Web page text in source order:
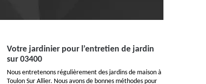
Votre jardinier pour l’entretien de jardin
sur 03400
Nous entretenons régulièrement des jardins de maison à
Toulon Sur Allier. Nous avons de bonnes méthodes pour